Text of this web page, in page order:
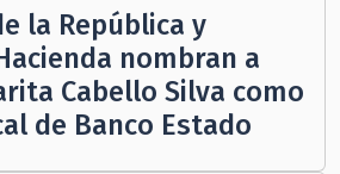
la República y
nombran a
Cabello Silva como
de Banco Estado